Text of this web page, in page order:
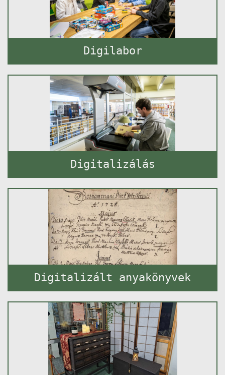
Digilabor
Digitalizálás
Digitalizált anyakönyvek